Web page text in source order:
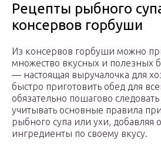
Рецепты рыбного
консервов горбуши
Из консервов горбуши можно
множество вкусных и полезных
— настоящая выручалочка для
быстро приготовить обед для
обязательно пошагово
учитывать основные правила
рыбного супа или ухи, добавляя
ингредиенты по своему вкусу.